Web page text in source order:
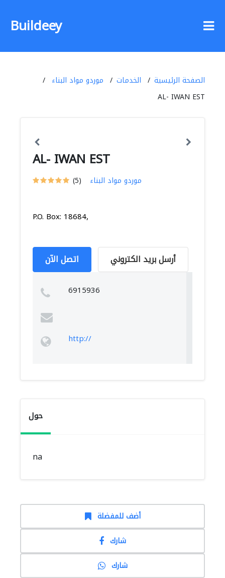
Buildeey
الصفحة الرئيسية الخدمات
موردو مواد البناء
AL- IWAN EST
AL- IWAN EST
(5) موردو مواد البناء
P.O. Box: 18684,
اتصل الآن أرسل بريد الكتروني
6915936
http://
حول
na
أضف للمفضلة
شارك
شارك